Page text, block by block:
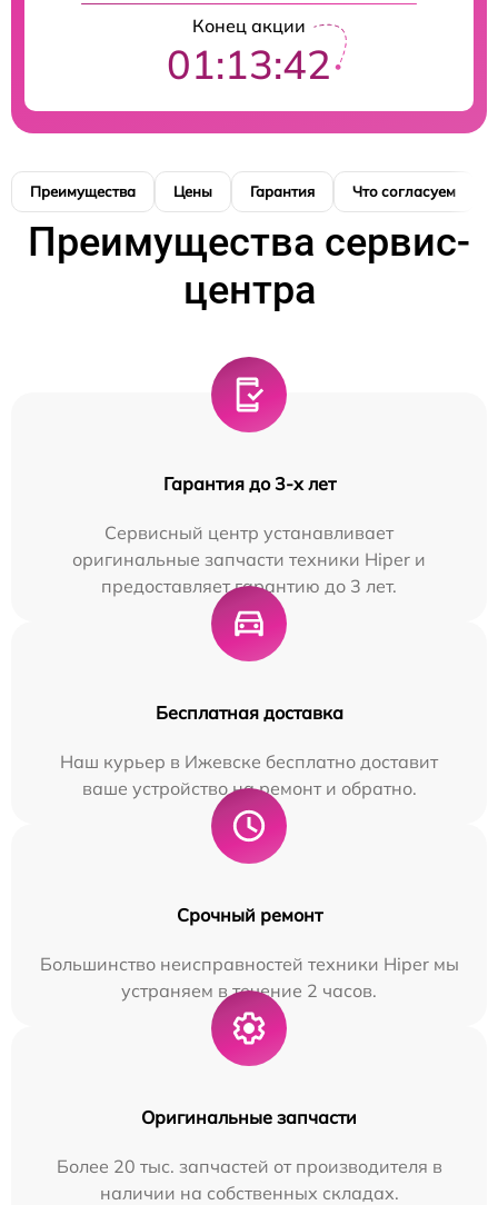
Конец акции
01:13:41
Преимущества Цены Гарантия Что согласуем
Преимущества сервис-
центра
Гарантия до 3-х лет
Сервисный центр устанавливает
оригинальные запчасти техники Hiper и
предоставляет гарантию до 3 лет.
Бесплатная доставка
Наш курьер в Ижевске бесплатно доставит
ваше устройство на ремонт и обратно.
Срочный ремонт
Большинство неисправностей техники Hiper мы
устраняем в течение 2 часов.
Оригинальные запчасти
Более 20 тыс. запчастей от производителя в
наличии на собственных складах.